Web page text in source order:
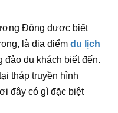
Đông được biết
là địa điểm du lịch
đảo du khách biết đến.
tháp truyền hình
đây có gì đặc biệt